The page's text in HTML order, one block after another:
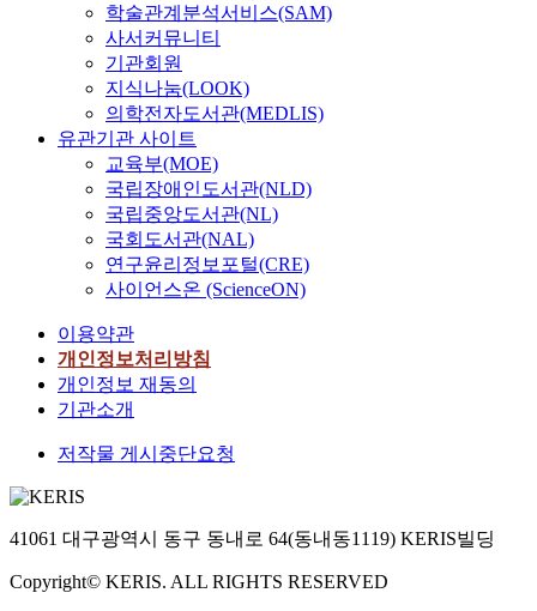
학술관계분석서비스(SAM)
사서커뮤니티
기관회원
지식나눔(LOOK)
의학전자도서관(MEDLIS)
유관기관 사이트
교육부(MOE)
국립장애인도서관(NLD)
국립중앙도서관(NL)
국회도서관(NAL)
연구윤리정보포털(CRE)
사이언스온 (ScienceON)
이용약관
개인정보처리방침
개인정보 재동의
기관소개
저작물 게시중단요청
41061 대구광역시 동구 동내로 64(동내동1119) KERIS빌딩
Copyright© KERIS. ALL RIGHTS RESERVED